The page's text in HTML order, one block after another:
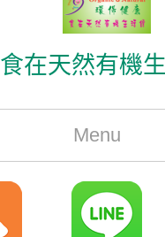
食在天然有機
Menu